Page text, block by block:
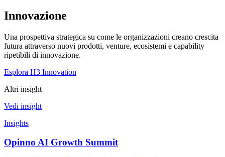
Innovazione
Una prospettiva strategica su come le organizzazioni creano crescita
futura attraverso nuovi prodotti, venture, ecosistemi e capability
ripetibili di innovazione.
Esplora H3 Innovation
Altri insight
Vedi insight
Insights
Opinno AI Growth Summit